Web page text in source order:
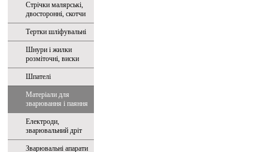
Стрічки малярські,
двосторонні, скотчи
Тертки шліфувальні
Шнури і жилки
розміточні, виски
Шпателі
Матеріали для
зварювання і паяння
Електроди,
зварювальний дріт
Зварювальні апарати